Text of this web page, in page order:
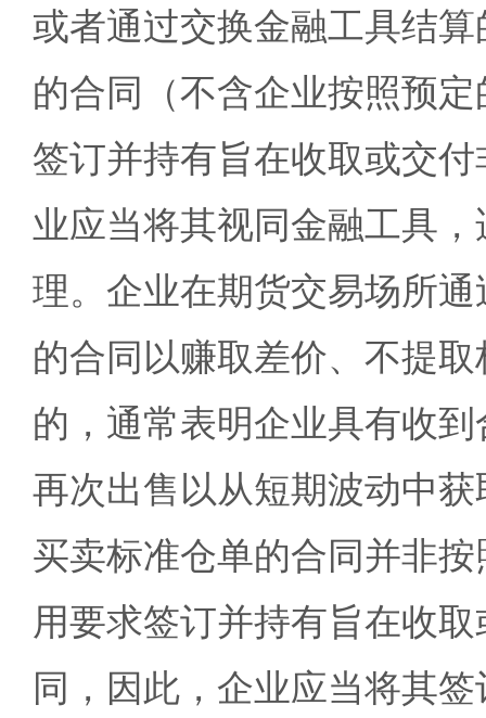
或者通过交换金融工具结
的合同（不含企业按照预
签订并持有旨在收取或交
业应当将其视同金融工具
理。企业在期货交易场所
的合同以赚取差价、不提
的，通常表明企业具有收
再次出售以从短期波动中
买卖标准仓单的合同并非
用要求签订并持有旨在收
同，因此，企业应当将其